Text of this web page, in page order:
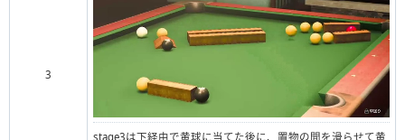
3
stage3は下経由で黄球に当てた後に、置物の間を滑らせて黄